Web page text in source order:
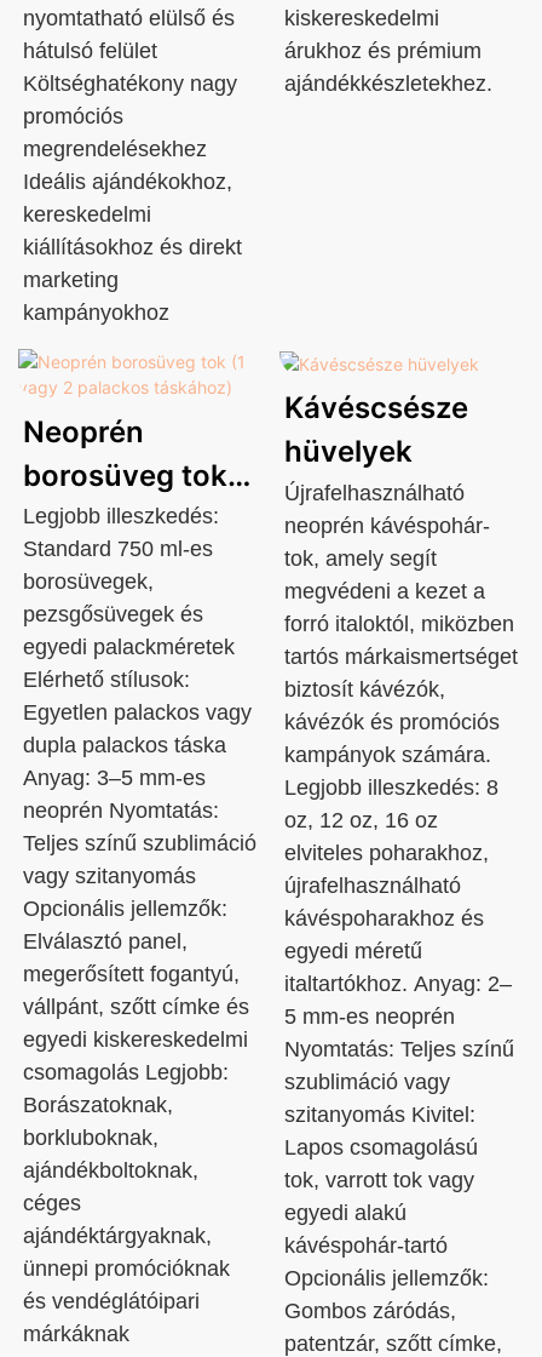
nyomtatható elülső és
hátulsó felület
Költséghatékony nagy
promóciós
megrendelésekhez
Ideális ajándékokhoz,
kereskedelmi
kiállításokhoz és direkt
marketing
kampányokhoz
kiskereskedelmi
árukhoz és prémium
ajándékkészletekhez.
Neoprén
borosüveg tok
(1 vagy 2
palackos
táskához)
Legjobb illeszkedés:
Standard 750 ml-es
borosüvegek,
pezsgősüvegek és
egyedi palackméretek
Elérhető stílusok:
Egyetlen palackos vagy
dupla palackos táska
Anyag: 3–5 mm-es
neoprén Nyomtatás:
Teljes színű szublimáció
vagy szitanyomás
Opcionális jellemzők:
Elválasztó panel,
megerősített fogantyú,
vállpánt, szőtt címke és
egyedi kiskereskedelmi
csomagolás Legjobb:
Borászatoknak,
borkluboknak,
ajándékboltoknak,
céges
ajándéktárgyaknak,
ünnepi promócióknak
és vendéglátóipari
márkáknak
Kávéscsésze
hüvelyek
Újrafelhasználható
neoprén kávéspohár-
tok, amely segít
megvédeni a kezet a
forró italoktól, miközben
tartós márkaismertséget
biztosít kávézók,
kávézók és promóciós
kampányok számára.
Legjobb illeszkedés: 8
oz, 12 oz, 16 oz
elviteles poharakhoz,
újrafelhasználható
kávéspoharakhoz és
egyedi méretű
italtartókhoz. Anyag: 2–
5 mm-es neoprén
Nyomtatás: Teljes színű
szublimáció vagy
szitanyomás Kivitel:
Lapos csomagolású
tok, varrott tok vagy
egyedi alakú
kávéspohár-tartó
Opcionális jellemzők:
Gombos záródás,
patentzár, szőtt címke,